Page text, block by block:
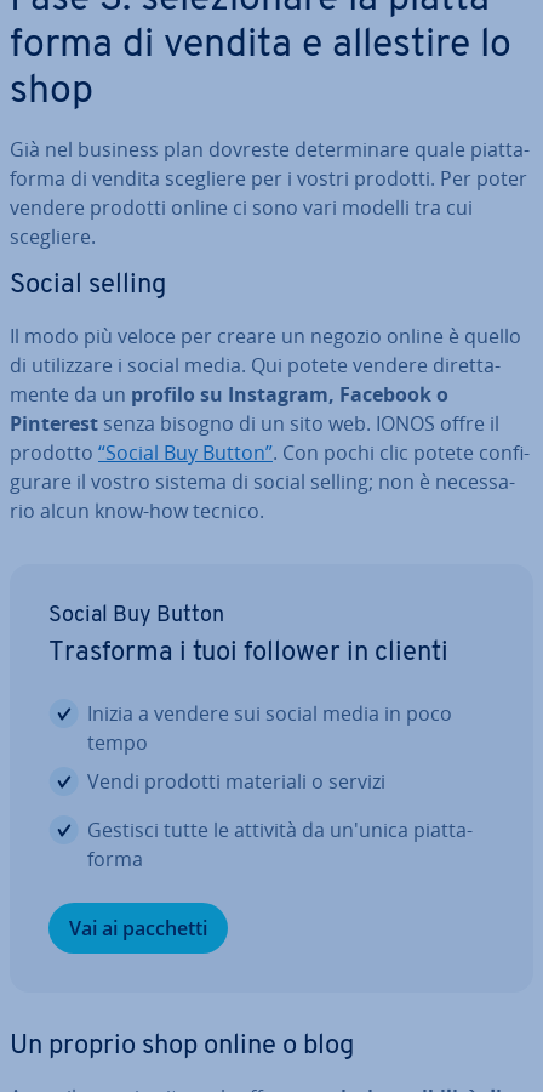
for­ma di vendita e allestire lo
shop
Già nel business plan dovreste de­ter­mi­na­re quale piat­ta­
for­ma di vendita scegliere per i vostri prodotti. Per poter
vendere prodotti online ci sono vari modelli tra cui
scegliere.
Social selling
Il modo più veloce per creare un negozio online è quello
di uti­liz­za­re i social media. Qui potete vendere di­ret­ta­
men­te da un profilo su Instagram, Facebook o
Pinterest senza bisogno di un sito web. IONOS offre il
prodotto “Social Buy Button”. Con pochi clic potete con­fi­
gu­ra­re il vostro sistema di social selling; non è ne­ces­sa­
rio alcun know-how tecnico.
Social Buy Button
Trasforma i tuoi follower in clienti
Inizia a vendere sui social media in poco
tempo
Vendi prodotti materiali o servizi
Gestisci tutte le attività da un'unica piat­ta­
for­ma
Vai ai pacchetti
Un proprio shop online o blog